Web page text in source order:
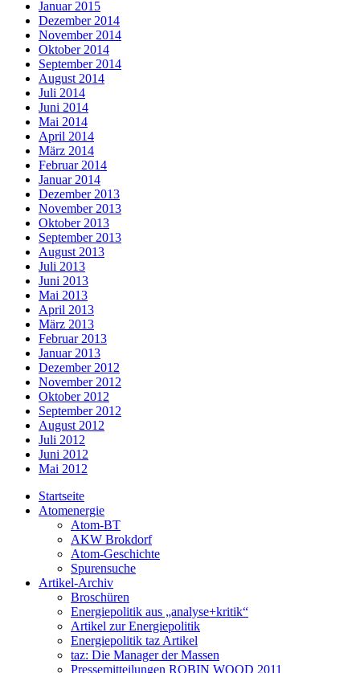
Januar 2015
Dezember 2014
November 2014
Oktober 2014
September 2014
August 2014
Juli 2014
Juni 2014
Mai 2014
April 2014
März 2014
Februar 2014
Januar 2014
Dezember 2013
November 2013
Oktober 2013
September 2013
August 2013
Juli 2013
Juni 2013
Mai 2013
April 2013
März 2013
Februar 2013
Januar 2013
Dezember 2012
November 2012
Oktober 2012
September 2012
August 2012
Juli 2012
Juni 2012
Mai 2012
Startseite
Atomenergie
Atom-BT
AKW Brokdorf
Atom-Geschichte
Spurensuche
Artikel-Archiv
Broschüren
Energiepolitik aus „analyse+kritik“
Artikel zur Energiepolitik
Energiepolitik taz Artikel
taz: Die Manager der Massen
Pressemitteilungen ROBIN WOOD 2011